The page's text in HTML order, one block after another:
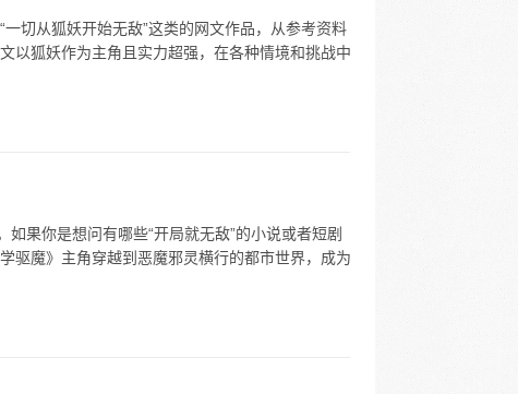
切从狐妖开始无敌”这类的网文作品，从参考资料
以狐妖作为主角且实力超强，在各种情境和挑战中
果你是想问有哪些“开局就无敌”的小说或者短剧
驱魔》主角穿越到恶魔邪灵横行的都市世界，成为